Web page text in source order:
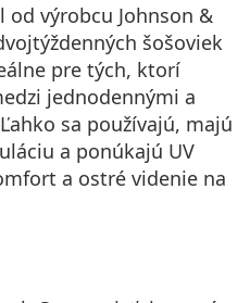
od výrobcu Johnson &
šošoviek
pre tých, ktorí
jednodennými a
sa používajú, majú
a ponúkajú UV
a ostré videnie na